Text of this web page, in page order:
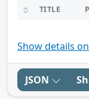
TITLE
Show details
JSON